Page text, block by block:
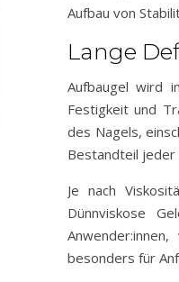
Aufbau von
Lange
Aufbaugel wird
Festigkeit und
des Nagels,
Bestandteil jeder
Je nach
Dünnviskose
besonders für